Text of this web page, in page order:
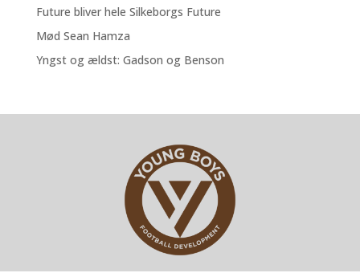
Future bliver hele Silkeborgs Future
Mød Sean Hamza
Yngst og ældst: Gadson og Benson